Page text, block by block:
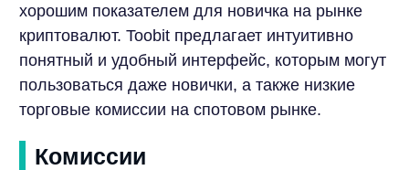
хорошим показателем для новичка на рынке
криптовалют. Toobit предлагает интуитивно
понятный и удобный интерфейс, которым могут
пользоваться даже новички, а также низкие
торговые комиссии на спотовом рынке.
Комиссии